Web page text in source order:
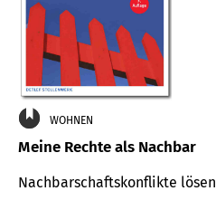
WOHNEN
Meine Rechte als Nachbar
Nach­bar­schafts­konflikte lösen